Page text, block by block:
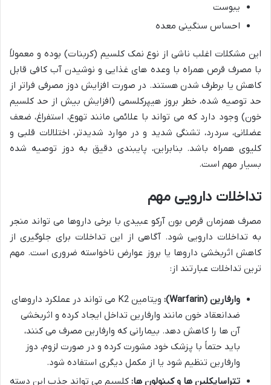
یبوست
احساس سنگینی معده
این مشکلات اغلب ناشی از نوع نمک کلسیم (کربنات) بوده و معمولاً
با مصرف قرص همراه با وعده های غذایی و نوشیدن آب کافی قابل
کاهش یا برطرف شدن هستند. در صورت افزایش دوز مصرفی فراتر از
حد توصیه شده، خطر بروز هیپرکلسمی (افزایش بیش از حد کلسیم
خون) وجود دارد که می تواند با علائمی مانند تهوع، استفراغ، ضعف
عضلانی، سردرد، تشنگی شدید و در موارد شدیدتر، اختلالات قلبی و
کلیوی همراه باشد. بنابراین، پایبندی دقیق به دوز توصیه شده
بسیار مهم است.
تداخلات دارویی مهم
مصرف همزمان قرص بون آرکو عبیدی با برخی داروها می تواند منجر
به تداخلات دارویی شود. آگاهی از این تداخلات برای جلوگیری از
کاهش اثربخشی داروها یا بروز عوارض ناخواسته ضروری است. مهم
ترین تداخلات عبارتند از:
وارفارین (Warfarin):
ویتامین K2 می تواند در عملکرد داروهای
ضدانعقاد خون مانند وارفارین تداخل ایجاد کرده و اثربخشی
آن ها را کاهش دهد. بیمارانی که وارفارین مصرف می کنند،
باید حتماً با پزشک خود مشورت کرده و در صورت لزوم، دوز
وارفارین تنظیم شود یا از مکمل دیگری استفاده شود.
تتراسایکلین ها و کینولون ها: کلسیم می تواند جذب این دسته